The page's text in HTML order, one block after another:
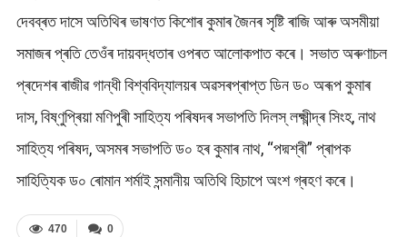
দেবব্ৰত দাসে অতিথিৰ ভাষণত কিশোৰ কুমাৰ জৈনৰ সৃষ্টি ৰাজি আৰু অসমীয়া
সমাজৰ প্ৰতি‌ তেওঁৰ দায়বদ্ধতাৰ ওপৰত আলোকপাত কৰে। সভাত অৰুণাচল
প্ৰদেশৰ ৰাজীৱ গান্ধী বিশ্ববিদ্যালয়ৰ অৱসৰপ্ৰাপ্ত ডিন ড০ অৰূপ কুমাৰ
দাস, বিষ্ণুপ্ৰিয়া মণিপুৰী সাহিত্য পৰিষদৰ সভাপতি দিলস্ লক্ষ্মীন্দ্ৰ সিংহ, নাথ
সাহিত্য পৰিষদ, অসমৰ সভাপতি ড০ হৰ কুমাৰ নাথ, “পদ্মশ্ৰী” প্ৰাপক
সাহিত্যিক ড০ ৰোমান শৰ্মাই সন্মানীয় অতিথি হিচাপে অংশ গ্ৰহণ কৰে।
0
470